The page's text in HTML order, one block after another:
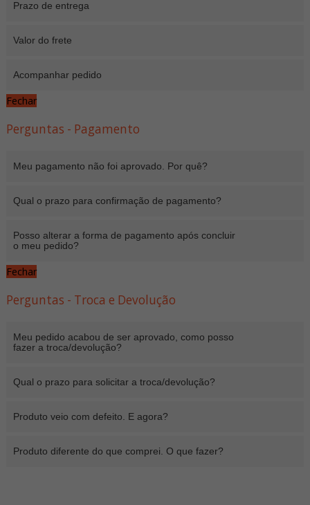
Prazo de entrega
Valor do frete
Acompanhar pedido
Fechar
Perguntas - Pagamento
Meu pagamento não foi aprovado. Por quê?
Qual o prazo para confirmação de pagamento?
Posso alterar a forma de pagamento após concluir
o meu pedido?
Fechar
Perguntas - Troca e Devolução
Meu pedido acabou de ser aprovado, como posso
fazer a troca/devolução?
Qual o prazo para solicitar a troca/devolução?
Produto veio com defeito. E agora?
Produto diferente do que comprei. O que fazer?